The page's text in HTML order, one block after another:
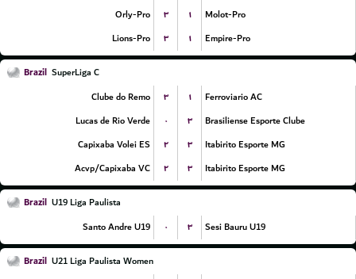
Orly-Pro
۳ ۱
Molot-Pro
Lions-Pro
۳ ۱ Empire-Pro
Brazil SuperLiga C
Clube do Remo
۳ ۱
Ferroviario AC
Lucas de Rio Verde
۰ ۳
Brasiliense Esporte Clube
Capixaba Volei ES
۲ ۳
Itabirito Esporte MG
Acvp/Capixaba VC
۲ ۳ Itabirito Esporte MG
Brazil U19 Liga Paulista
Santo Andre U19
۰ ۳ Sesi Bauru U19
Brazil U21 Liga Paulista Women